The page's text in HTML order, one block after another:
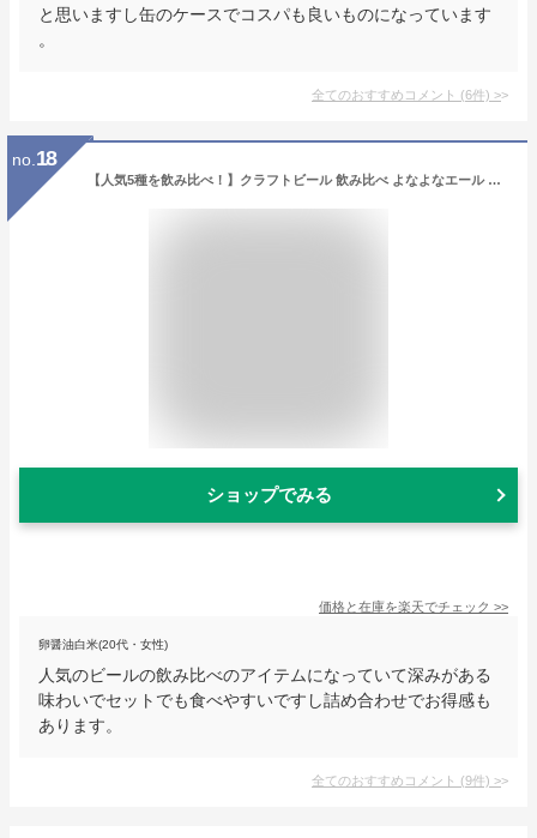
と思いますし缶のケースでコスパも良いものになっています
。
全てのおすすめコメント (6件) >
no. 18
【人気5種を飲み比べ！】クラフトビール 飲み比べ よなよなエール ビール ギフト 詰め合わせ IPA 送料無料 お酒 プレゼント セット おしゃれ ヤッホーブルーイング 缶ビール お試し 地ビール インドの青鬼 水曜日のネコ
ショップでみる
価格と在庫を楽天でチェック >>
卵醤油白米(20代・女性)
人気のビールの飲み比べのアイテムになっていて深みがある
味わいでセットでも食べやすいですし詰め合わせでお得感も
あります。
全てのおすすめコメント (9件) >